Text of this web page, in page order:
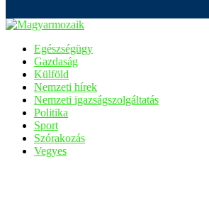
Egészségügy
Gazdaság
Külföld
Nemzeti hírek
Nemzeti igazságszolgáltatás
Politika
Sport
Szórakozás
Vegyes